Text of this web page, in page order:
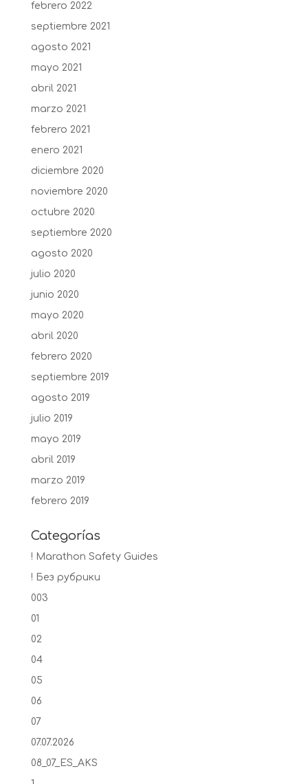
febrero 2022
septiembre 2021
agosto 2021
mayo 2021
abril 2021
marzo 2021
febrero 2021
enero 2021
diciembre 2020
noviembre 2020
octubre 2020
septiembre 2020
agosto 2020
julio 2020
junio 2020
mayo 2020
abril 2020
febrero 2020
septiembre 2019
agosto 2019
julio 2019
mayo 2019
abril 2019
marzo 2019
febrero 2019
Categorías
! Marathon Safety Guides
! Без рубрики
003
01
02
04
05
06
07
07.07.2026
08_07_ES_AKS